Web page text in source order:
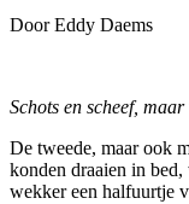
Door Eddy Daems
Schots en scheef,
De tweede, maar ook
konden draaien in
wekker een halfuurtje